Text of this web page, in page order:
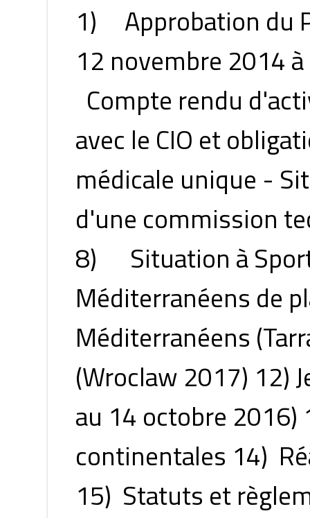
1) Approbation du
12 novembre 2014
Compte rendu
avec le CIO et
médicale unique -
d'une commission
8) Situation à Sport
Méditerranéens de
Méditerranéens
(Wroclaw 2017) 12)
au 14 octobre
continentales 14)
15) Statuts et